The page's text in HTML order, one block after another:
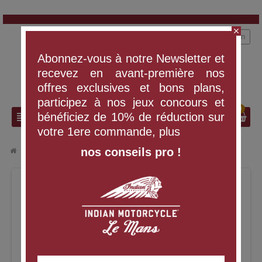
view_headline search
Connexion
0
Filtre a air Indian 111 116 ci
close
Abonnez-vous à notre Newsletter et
recevez en avant-première nos
offres exclusives et bons plans,
participez à nos jeux concours et
bénéficiez de 10% de réduction sur
votre 1ere commande, plus
nos conseils pro !